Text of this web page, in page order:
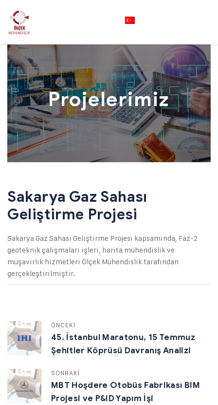
Projelerimiz
Sakarya Gaz Sahası
Geliştirme Projesi
Sakarya Gaz Sahası Geliştirme Projesi kapsamında, Faz-2
geoteknik çalışmaları işleri, harita mühendislik ve
müşavirlik hizmetleri Ölçek Mühendislik tarafından
gerçekleştirilmiştir.
ÖNCEKİ
45. İstanbul Maratonu, 15 Temmuz
Şehitler Köprüsü Davranış Analizi
SONRAKİ
MBT Hoşdere Otobüs Fabrikası BIM
Projesi ve P&ID Yapım İşi